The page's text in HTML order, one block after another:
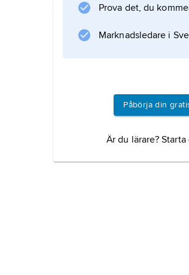
Prova det, du
Marknadsledare i
Påbörja din
Är du lärare?